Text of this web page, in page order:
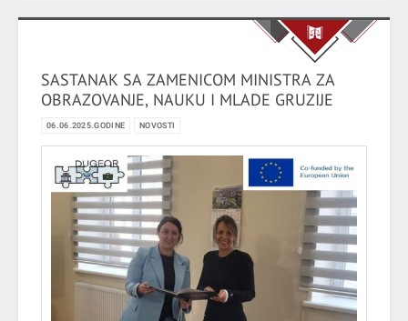
SASTANAK SA ZAMENICOM MINISTRA ZA
OBRAZOVANJE, NAUKU I MLADE GRUZIJE
06.06.2025.GODINE NOVOSTI